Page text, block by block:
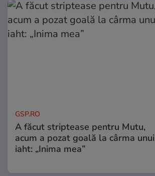
GSP.RO
A făcut striptease pentru Mutu,
acum a pozat goală la cârma unui
iaht: „Inima mea”